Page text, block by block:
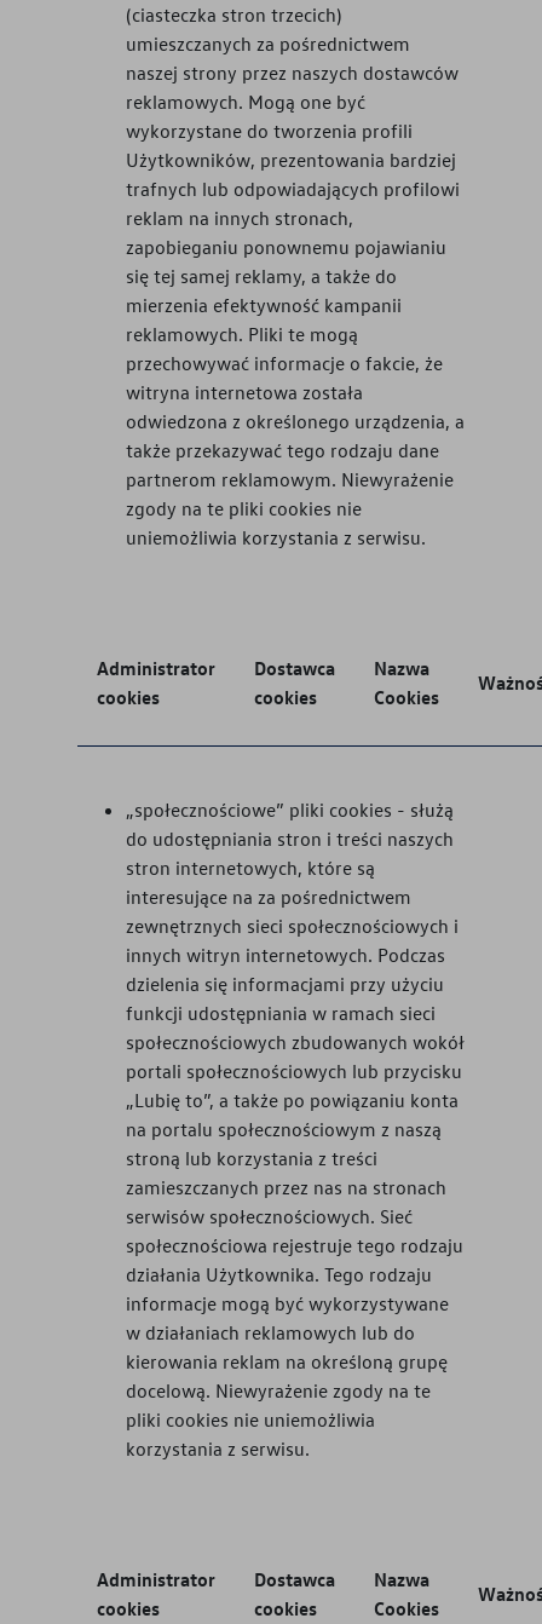
(ciasteczka stron trzecich)
umieszczanych za pośrednictwem
naszej strony przez naszych dostawców
reklamowych. Mogą one być
wykorzystane do tworzenia profili
Użytkowników, prezentowania bardziej
trafnych lub odpowiadających profilowi
reklam na innych stronach,
zapobieganiu ponownemu pojawianiu
się tej samej reklamy, a także do
mierzenia efektywność kampanii
reklamowych. Pliki te mogą
przechowywać informacje o fakcie, że
witryna internetowa została
odwiedzona z określonego urządzenia, a
także przekazywać tego rodzaju dane
partnerom reklamowym. Niewyrażenie
zgody na te pliki cookies nie
uniemożliwia korzystania z serwisu.
Administrator
cookies
Dostawca
cookies
Nazwa
Cookies
„społecznościowe” pliki cookies - służą
do udostępniania stron i treści naszych
stron internetowych, które są
interesujące na za pośrednictwem
zewnętrznych sieci społecznościowych i
innych witryn internetowych. Podczas
dzielenia się informacjami przy użyciu
funkcji udostępniania w ramach sieci
społecznościowych zbudowanych wokół
portali społecznościowych lub przycisku
„Lubię to”, a także po powiązaniu konta
na portalu społecznościowym z naszą
stroną lub korzystania z treści
zamieszczanych przez nas na stronach
serwisów społecznościowych. Sieć
społecznościowa rejestruje tego rodzaju
działania Użytkownika. Tego rodzaju
informacje mogą być wykorzystywane
w działaniach reklamowych lub do
kierowania reklam na określoną grupę
docelową. Niewyrażenie zgody na te
pliki cookies nie uniemożliwia
korzystania z serwisu.
Administrator
cookies
Dostawca
cookies
Nazwa
Cookies